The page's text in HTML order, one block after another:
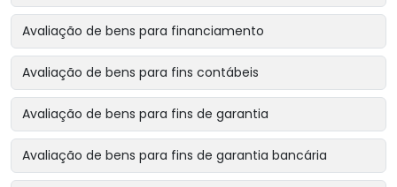
Avaliação de bens para financiamento
Avaliação de bens para fins contábeis
Avaliação de bens para fins de garantia
Avaliação de bens para fins de garantia bancária